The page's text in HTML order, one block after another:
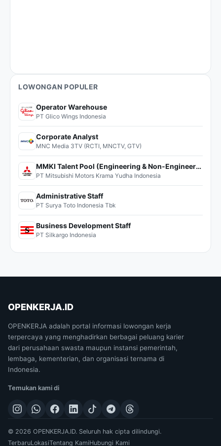
LOWONGAN POPULER
Operator Warehouse
PT Glico Wings Indonesia
Corporate Analyst
MNC Media 3TV (RCTI, MNCTV, GTV)
MMKI Talent Pool (Engineering & Non-Engineering)
PT Mitsubishi Motors Krama Yudha Indonesia
Administrative Staff
PT Surya Toto Indonesia Tbk
Business Development Staff
PT Silkargo Indonesia
OPENKERJA.ID
OPENKERJA adalah portal informasi lowongan kerja
terpercaya yang menghadirkan berbagai peluang karier
dari perusahaan swasta maupun instansi pemerintah,
lembaga, kementerian, dan organisasi ternama di
Indonesia.
Temukan kami di
© 2026 OPENKERJA.ID. Seluruh hak cipta dilindungi.
TerbaruLokasiTentang KamiHubungi Kami